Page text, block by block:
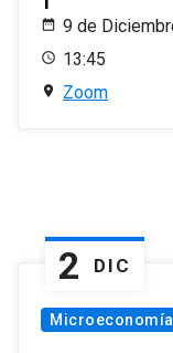
9 de
13:45
Zoom
2 DIC